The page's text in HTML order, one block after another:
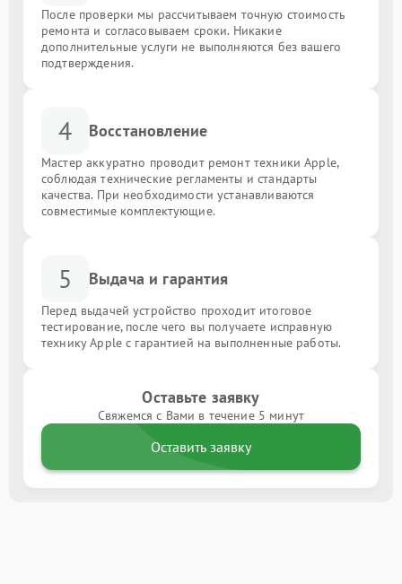
После проверки мы рассчитываем точную стоимость
ремонта и согласовываем сроки. Никакие
дополнительные услуги не выполняются без вашего
подтверждения.
4 Восстановление
Мастер аккуратно проводит ремонт техники Apple,
соблюдая технические регламенты и стандарты
качества. При необходимости устанавливаются
совместимые комплектующие.
5 Выдача и гарантия
Перед выдачей устройство проходит итоговое
тестирование, после чего вы получаете исправную
технику Apple с гарантией на выполненные работы.
Оставьте заявку
Свяжемся с Вами в течение 5 минут
Оставить заявку